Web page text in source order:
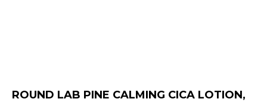
ROUND LAB PINE CALMING CICA LOTION,